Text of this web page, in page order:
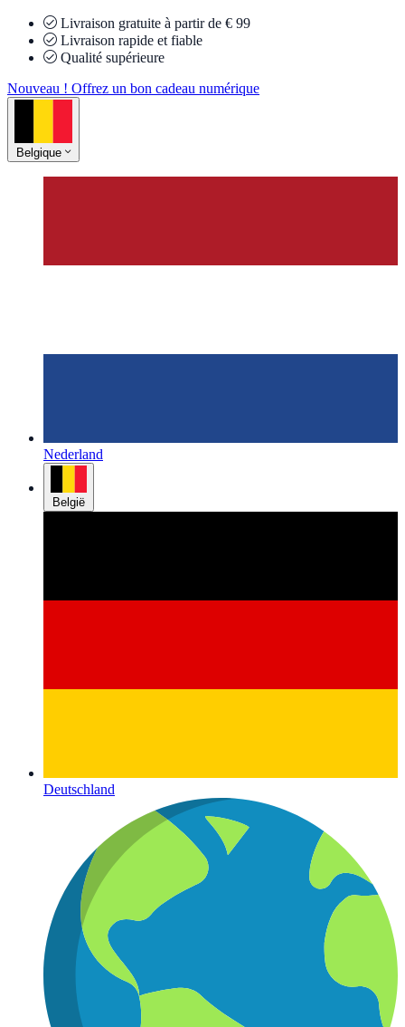
Livraison gratuite à partir de € 99
Livraison rapide et fiable
Qualité supérieure
Nouveau ! Offrez un bon cadeau numérique
Belgique
Nederland
België
Deutschland